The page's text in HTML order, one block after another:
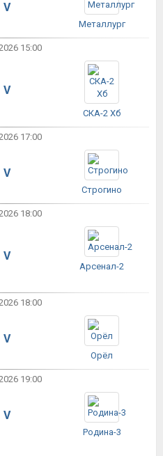
V
Металлург
15:00
V
СКА-2 Хб
17:00
V
Строгино
18:00
V
Арсенал-2
18:00
V
Орёл
19:00
V
Родина-3